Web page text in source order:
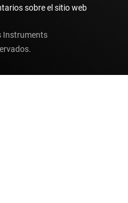
sobre el sitio web
Instruments